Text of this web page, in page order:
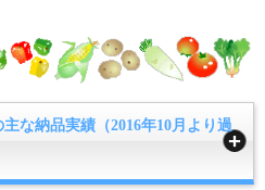
な納品実績（2016年10月より過